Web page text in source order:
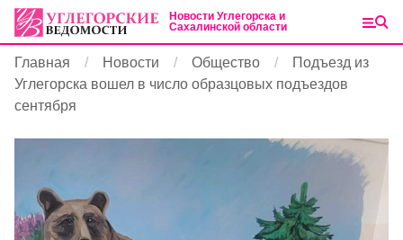
Новости Углегорска и
Сахалинской области
Главная Новости Общество
Подъезд из
Углегорска вошел в число образцовых подъездов
сентября